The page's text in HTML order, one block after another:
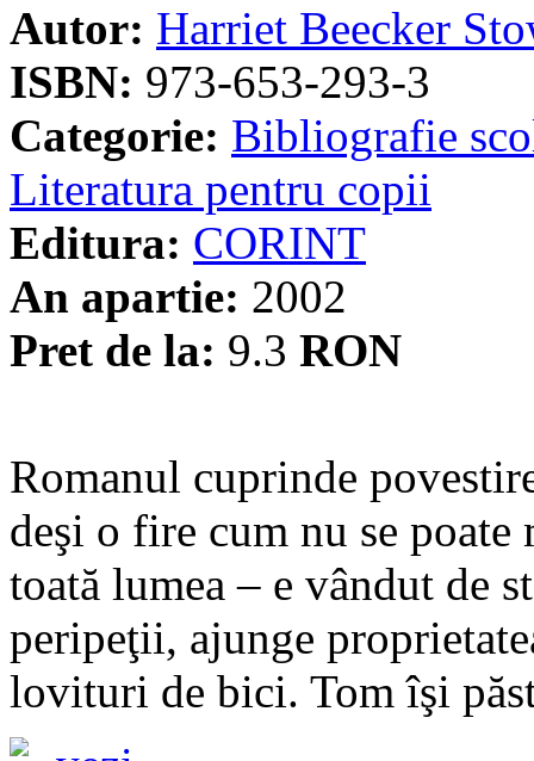
Autor: Harriet Beecker
ISBN: 973-653-293-3
Categorie: Bibliografie
Literatura pentru copii
Editura: CORINT
An apartie: 2002
Pret de la: 9.3 RON
Romanul cuprinde
deşi o fire cum nu se
toată lumea – e vândut de
peripeţii, ajunge
lovituri de bici. Tom îşi